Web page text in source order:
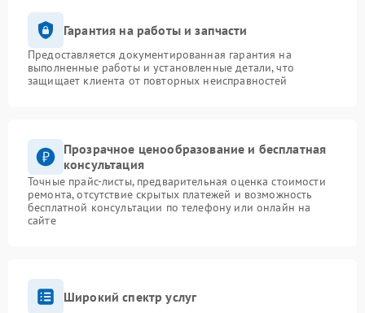
Гарантия на работы и запчасти
Предоставляется документированная гарантия на
выполненные работы и установленные детали, что
защищает клиента от повторных неисправностей
Прозрачное ценообразование и бесплатная
консультация
Точные прайс-листы, предварительная оценка стоимости
ремонта, отсутствие скрытых платежей и возможность
бесплатной консультации по телефону или онлайн на
сайте
Широкий спектр услуг